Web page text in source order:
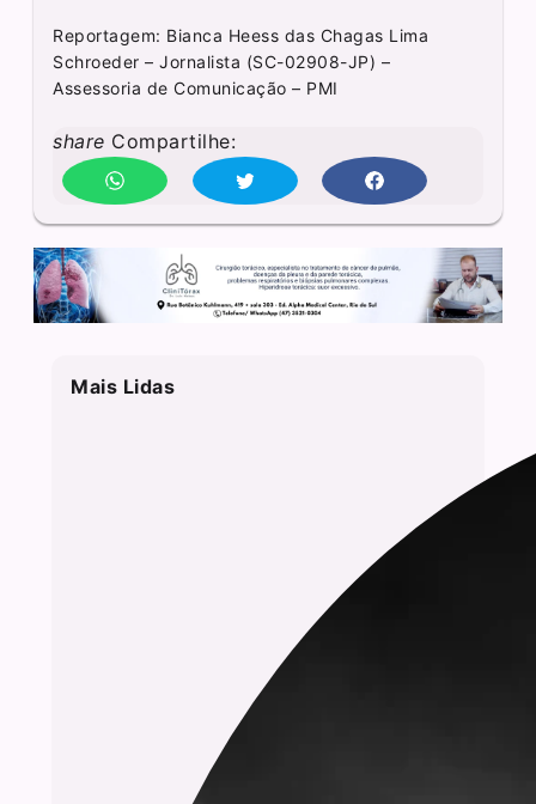
Reportagem: Bianca Heess das Chagas Lima
Schroeder – Jornalista (SC-02908-JP) –
Assessoria de Comunicação – PMI
share Compartilhe:
Mais Lidas